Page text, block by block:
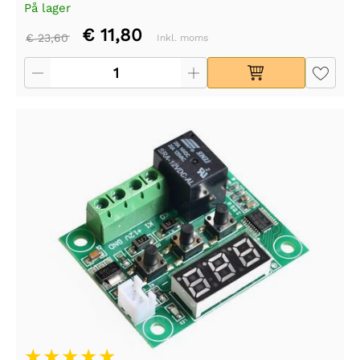
På lager
€ 23,60 € 11,80 Inkl. moms